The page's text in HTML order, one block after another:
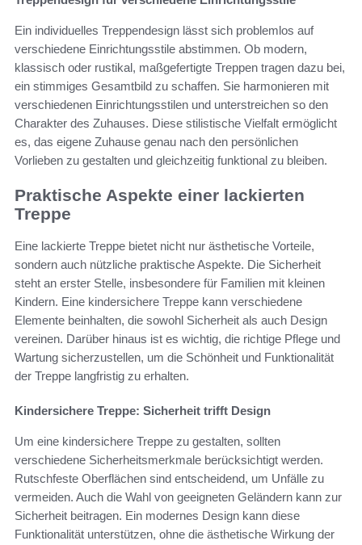
Ein individuelles Treppendesign lässt sich problemlos auf
verschiedene Einrichtungsstile abstimmen. Ob modern,
klassisch oder rustikal, maßgefertigte Treppen tragen dazu bei,
ein stimmiges Gesamtbild zu schaffen. Sie harmonieren mit
verschiedenen Einrichtungsstilen und unterstreichen so den
Charakter des Zuhauses. Diese stilistische Vielfalt ermöglicht
es, das eigene Zuhause genau nach den persönlichen
Vorlieben zu gestalten und gleichzeitig funktional zu bleiben.
Praktische Aspekte einer lackierten
Treppe
Eine lackierte Treppe bietet nicht nur ästhetische Vorteile,
sondern auch nützliche praktische Aspekte. Die Sicherheit
steht an erster Stelle, insbesondere für Familien mit kleinen
Kindern. Eine kindersichere Treppe kann verschiedene
Elemente beinhalten, die sowohl Sicherheit als auch Design
vereinen. Darüber hinaus ist es wichtig, die richtige Pflege und
Wartung sicherzustellen, um die Schönheit und Funktionalität
der Treppe langfristig zu erhalten.
Kindersichere Treppe: Sicherheit trifft Design
Um eine kindersichere Treppe zu gestalten, sollten
verschiedene Sicherheitsmerkmale berücksichtigt werden.
Rutschfeste Oberflächen sind entscheidend, um Unfälle zu
vermeiden. Auch die Wahl von geeigneten Geländern kann zur
Sicherheit beitragen. Ein modernes Design kann diese
Funktionalität unterstützen, ohne die ästhetische Wirkung der